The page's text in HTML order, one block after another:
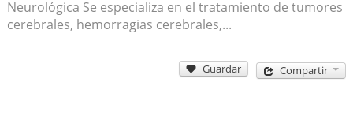
Neurológica Se especializa en el tratamiento de tumores
cerebrales, hemorragias cerebrales,...
Guardar Compartir